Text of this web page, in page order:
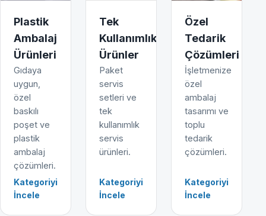
Plastik
Ambalaj
Ürünleri
Gıdaya
uygun,
özel
baskılı
poşet ve
plastik
ambalaj
çözümleri.
Kategoriyi
İncele
Tek
Kullanımlık
Ürünler
Paket
servis
setleri ve
tek
kullanımlık
servis
ürünleri.
Kategoriyi
İncele
Özel
Tedarik
Çözümleri
İşletmenize
özel
ambalaj
tasarımı ve
toplu
tedarik
çözümleri.
Kategoriyi
İncele